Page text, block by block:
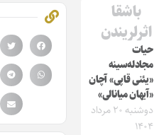
باشقا
اثرلریندن
حیات
مجادله‌سینه
«یئنی قاپی» آچان
«آیهان میانالی»
دوشنبه ۲۰ مرداد
۱۴۰۴